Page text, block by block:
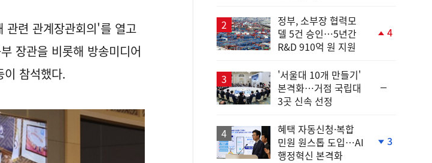
관련 관계장관회의'를 열고
장관을 비롯해 방송미디어
참석했다.
정부, 소부장 협력모
델 5건 승인…5년간
R&D 910억 원 지원
4
'서울대 10개 만들기'
본격화…거점 국립대
3곳 신속 선정
혜택 자동신청·복합
민원 원스톱 도입…AI
행정혁신 본격화
3